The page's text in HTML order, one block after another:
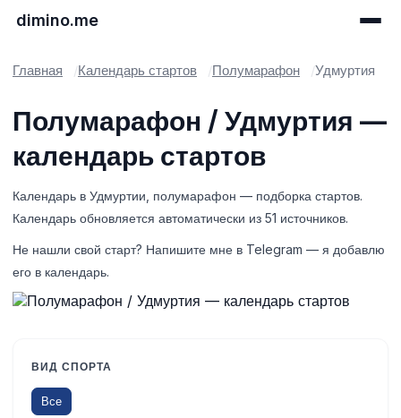
dimino.me
Главная Календарь стартов Полумарафон Удмуртия
Полумарафон / Удмуртия —
календарь стартов
Календарь в Удмуртии, полумарафон — подборка стартов.
Календарь обновляется автоматически из 51 источников.
Не нашли свой старт? Напишите мне в Telegram — я добавлю
его в календарь.
ВИД СПОРТА
Все